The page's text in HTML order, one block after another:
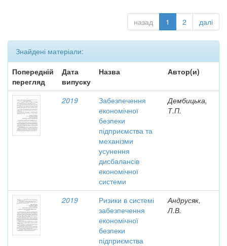
назад 1 2 далі
Знайдені матеріали:
Попередній
перегляд
Дата
випуску
Назва Автор(и)
2019
Забезпечення
економічної
безпеки
підприємства та
механізми
усунення
дисбалансів
економічної
системи
Дембицька,
Т.П.
2019
Ризики в системі
забезпечення
економічної
безпеки
підприємства
Андрусяк,
Л.В.